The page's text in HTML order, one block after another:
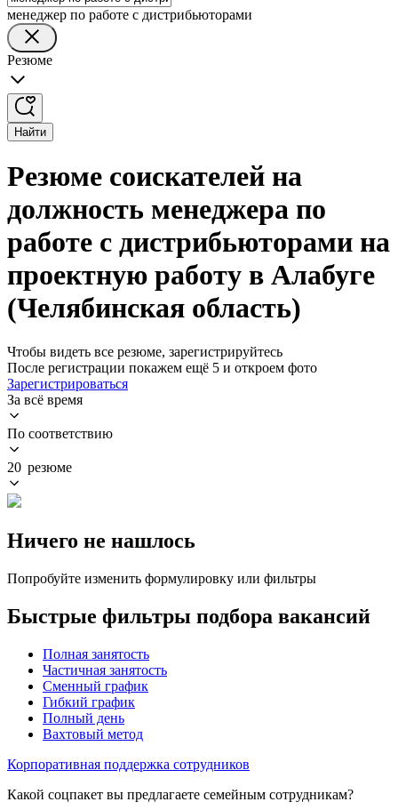
менеджер по работе с дистрибьюторами
Резюме
Найти
Резюме соискателей на
должность менеджера по
работе с дистрибьюторами на
проектную работу в Алабуге
(Челябинская область)
Чтобы видеть все резюме, зарегистрируйтесь
После регистрации покажем ещё 5 и откроем фото
Зарегистрироваться
За всё время
По соответствию
20 резюме
Ничего не нашлось
Попробуйте изменить формулировку или фильтры
Быстрые фильтры подбора вакансий
Полная занятость
Частичная занятость
Сменный график
Гибкий график
Полный день
Вахтовый метод
Корпоративная поддержка сотрудников
Какой соцпакет вы предлагаете семейным сотрудникам?